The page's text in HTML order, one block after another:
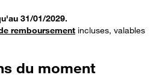
31/01/2029.
remboursement incluses, valables
du moment